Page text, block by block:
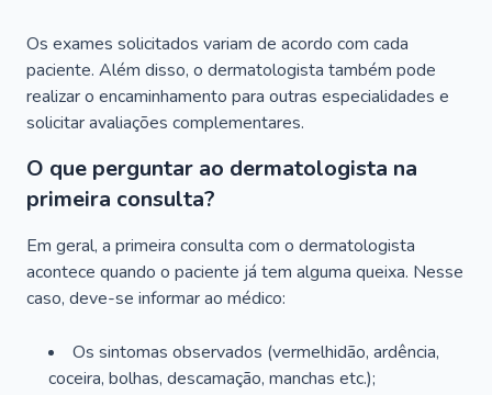
Os exames solicitados variam de acordo com cada
paciente. Além disso, o dermatologista também pode
realizar o encaminhamento para outras especialidades e
solicitar avaliações complementares.
O que perguntar ao dermatologista na
primeira consulta?
Em geral, a primeira consulta com o dermatologista
acontece quando o paciente já tem alguma queixa. Nesse
caso, deve-se informar ao médico:
Os sintomas observados (vermelhidão, ardência,
coceira, bolhas, descamação, manchas etc.);